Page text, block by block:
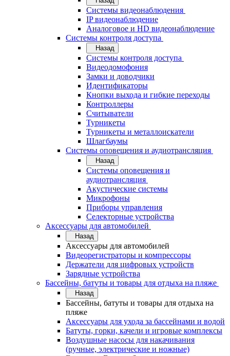
Системы видеонаблюдения
IP видеонаблюдение
Аналоговое и HD видеонаблюдение
Системы контроля доступа
Назад
Системы контроля доступа
Видеодомофония
Замки и доводчики
Идентификаторы
Кнопки выхода и гибкие переходы
Контроллеры
Считыватели
Турникеты
Турникеты и металлоискатели
Шлагбаумы
Системы оповещения и аудиотрансляция
Назад
Системы оповещения и
аудиотрансляция
Акустические системы
Микрофоны
Приборы управления
Селекторные устройства
Аксессуары для автомобилей
Назад
Аксессуары для автомобилей
Видеорегистраторы и компрессоры
Держатели для цифровых устройств
Зарядные устройства
Бассейны, батуты и товары для отдыха на пляже
Назад
Бассейны, батуты и товары для отдыха на
пляже
Аксессуары для ухода за бассейнами и водой
Батуты, горки, качели и игровые комплексы
Воздушные насосы для накачивания
(ручные, электрические и ножные)